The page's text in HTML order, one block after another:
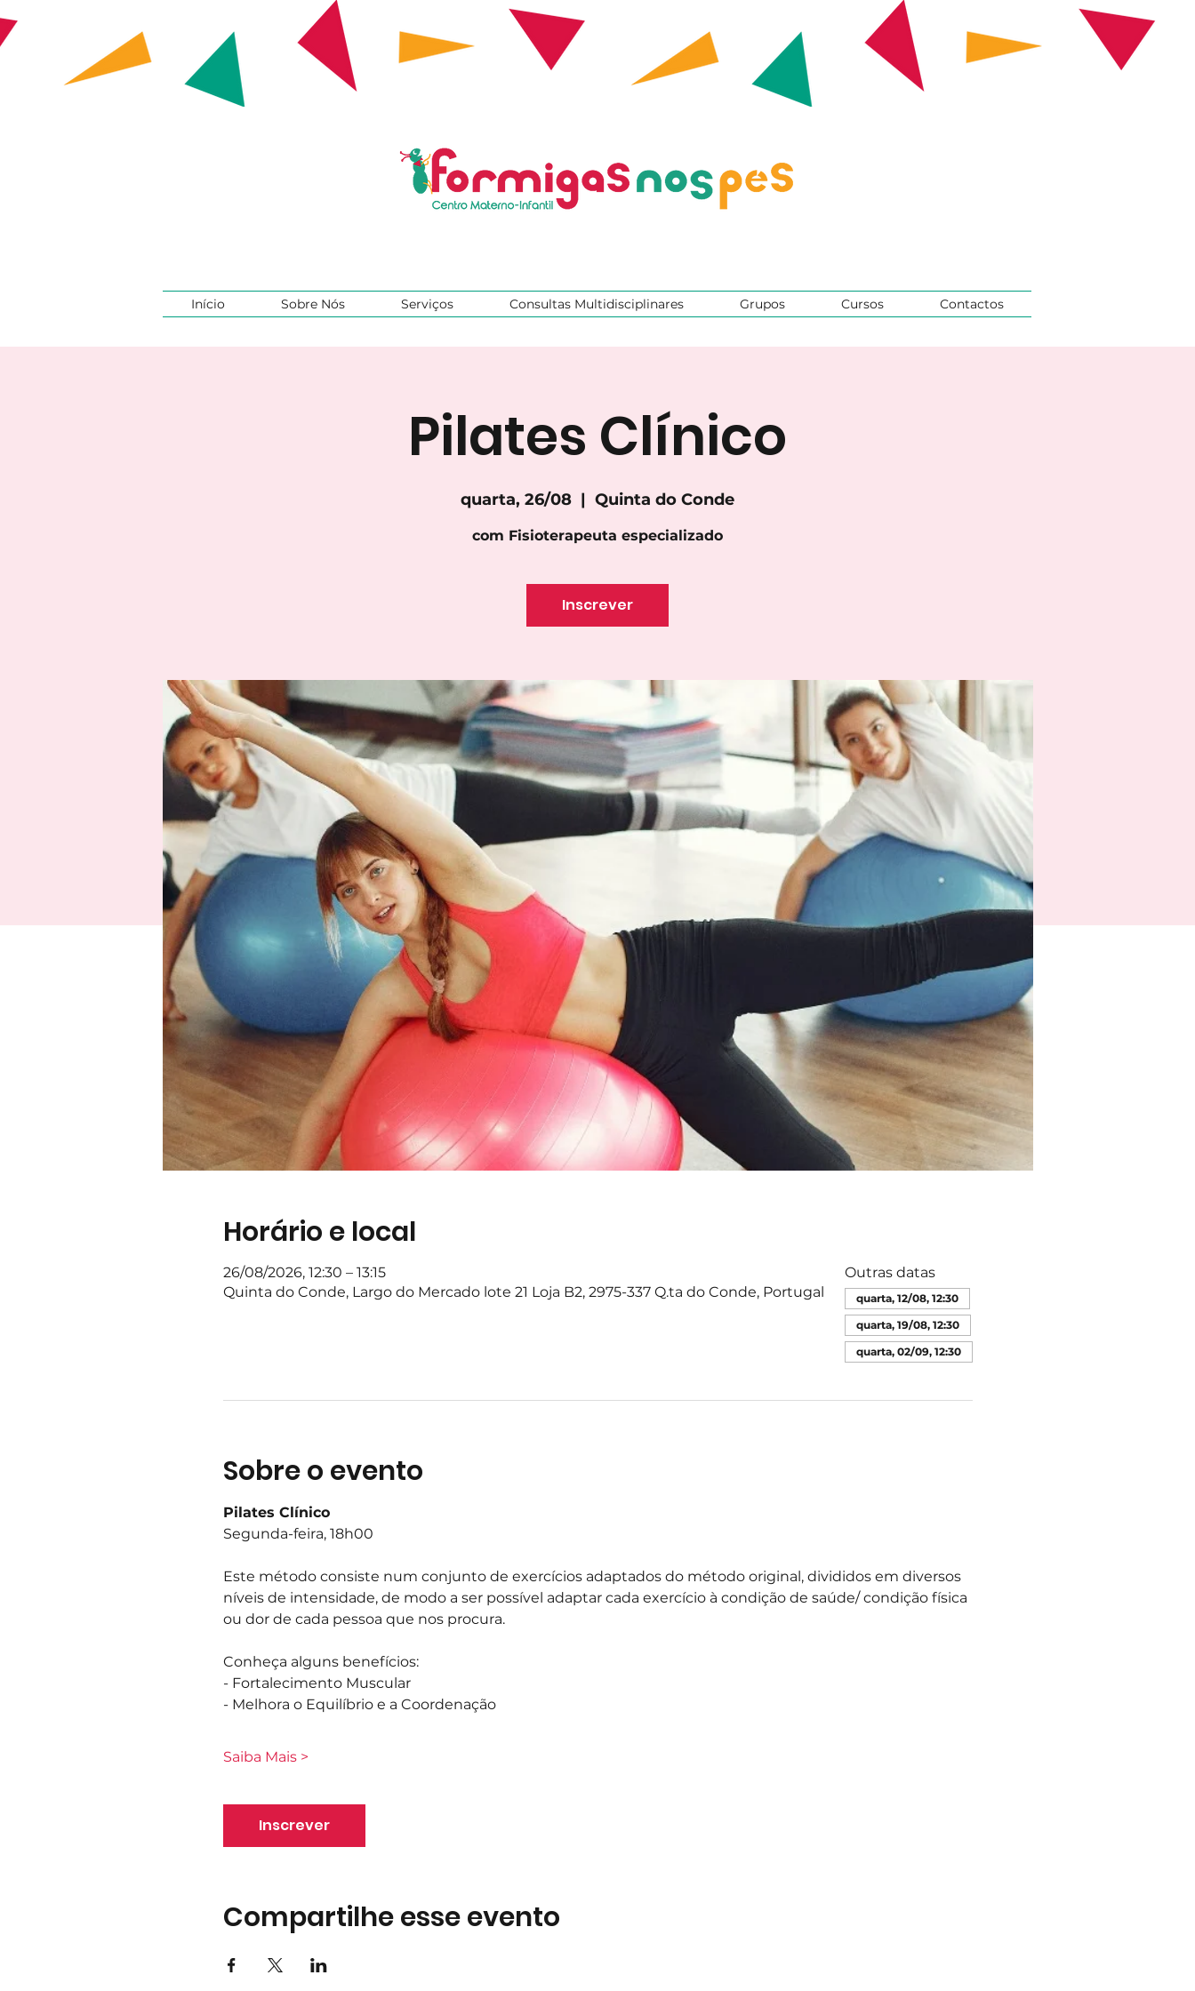
Início Sobre Nós Serviços Consultas Multidisciplinares Grupos Cursos Contactos
Pilates Clínico
quarta, 26/08
  |
Quinta do Conde
com Fisioterapeuta especializado
Inscrever
Horário e local
26/08/2026, 12:30 – 13:15
Quinta do Conde, Largo do Mercado lote 21 Loja B2, 2975-337 Q.ta do Conde, Portugal
Outras datas
quarta, 12/08, 12:30
quarta, 19/08, 12:30
quarta, 02/09, 12:30
Sobre o evento
Pilates Clínico
Segunda-feira, 18h00
Este método consiste num conjunto de exercícios adaptados do método original, divididos em diversos
níveis de intensidade, de modo a ser possível adaptar cada exercício à condição de saúde/ condição física
ou dor de cada pessoa que nos procura.
Conheça alguns benefícios:
- Fortalecimento Muscular
- Melhora o Equilíbrio e a Coordenação
Saiba Mais >
Inscrever
Compartilhe esse evento